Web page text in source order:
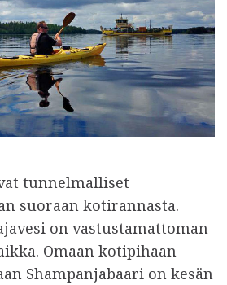
tunnelmalliset
suoraan kotirannasta.
on vastustamattoman
Omaan kotipihaan
Shampanjabaari on kesän